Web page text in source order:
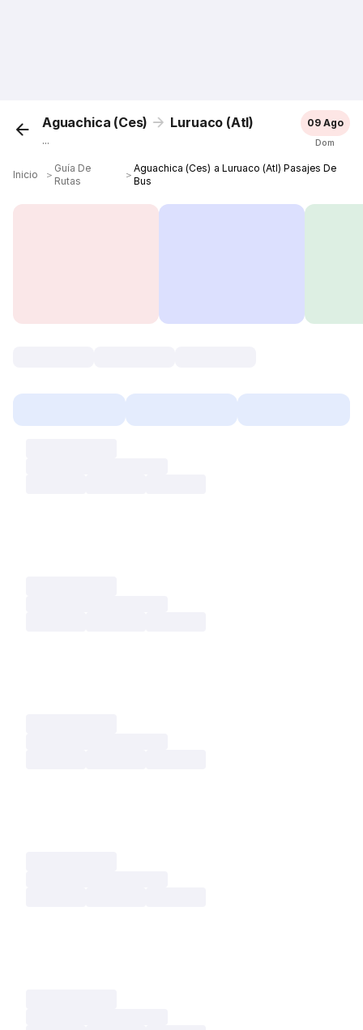
Aguachica (Ces) Luruaco (Atl)
...
09 Ago
Dom
Inicio ＞
Guía De
Rutas
＞
Aguachica (Ces) a Luruaco (Atl) Pasajes De
Bus